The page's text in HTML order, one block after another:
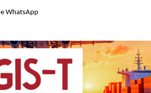
WhatsApp